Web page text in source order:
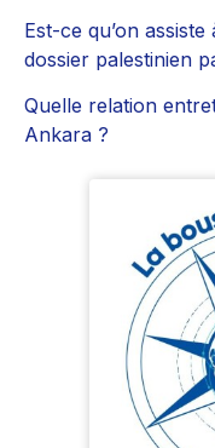
Est-ce qu’on
dossier palestinien
Quelle relation
Ankara ?